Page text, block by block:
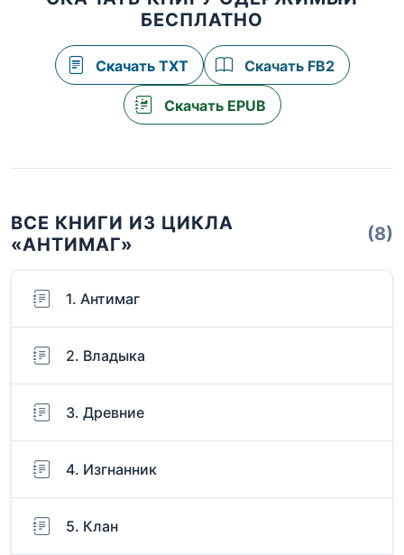
БЕСПЛАТНО
Скачать TXT Скачать FB2
Скачать EPUB
ВСЕ КНИГИ ИЗ ЦИКЛА
«АНТИМАГ»
(8)
1. Антимаг
2. Владыка
3. Древние
4. Изгнанник
5. Клан